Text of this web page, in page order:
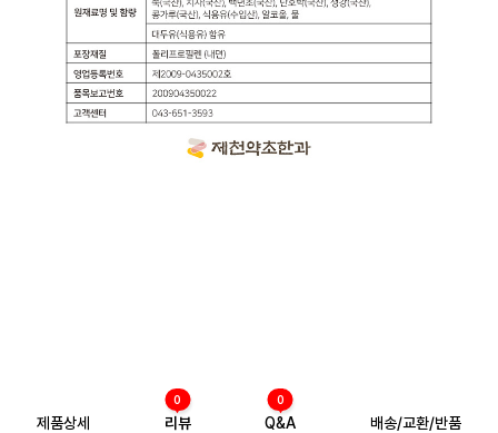
제품상세 리뷰
0
Q&A
0
배송/교환/반품